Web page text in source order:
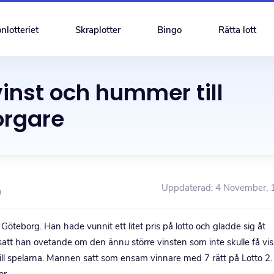
Skraplotter Bingo Rätta lott
och hummer till
Uppdaterad: 4 November,
Han hade vunnit ett litet pris på lotto och gladde sig åt
han ovetande om den ännu större vinsten som inte skulle få
Mannen satt som ensam vinnare med 7 rätt på Lotto